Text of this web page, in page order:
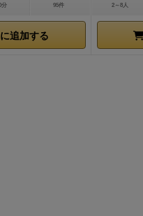
分 95件
追加する
2～8人